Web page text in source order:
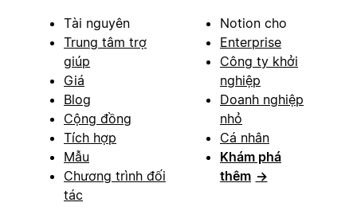
Tài nguyên
Trung tâm trợ
giúp
Giá
Blog
Cộng đồng
Tích hợp
Mẫu
Chương trình đối
tác
Notion cho
Enterprise
Công ty khởi
nghiệp
Doanh nghiệp
nhỏ
Cá nhân
Khám phá
thêm →